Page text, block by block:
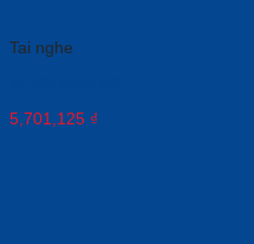
Tai nghe
5,701,125 ₫